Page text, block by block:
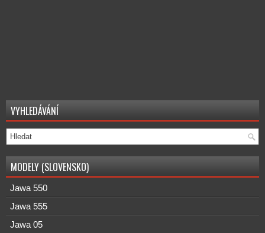
VYHLEDÁVÁNÍ
MODELY (SLOVENSKO)
Jawa 550
Jawa 555
Jawa 05